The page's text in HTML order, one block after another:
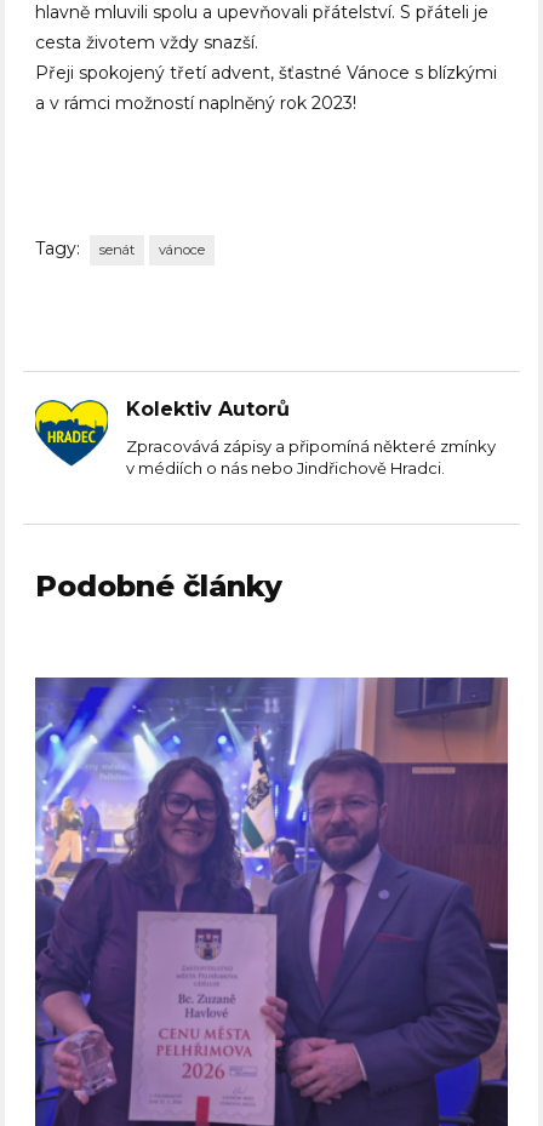
hlavně mluvili spolu a upevňovali přátelství. S přáteli je
cesta životem vždy snazší.
Přeji spokojený třetí advent, šťastné Vánoce s blízkými
a v rámci možností naplněný rok 2023!
Tagy: senát vánoce
Kolektiv Autorů
Zpracovává zápisy a připomíná některé zmínky
v médiích o nás nebo Jindřichově Hradci.
Podobné články